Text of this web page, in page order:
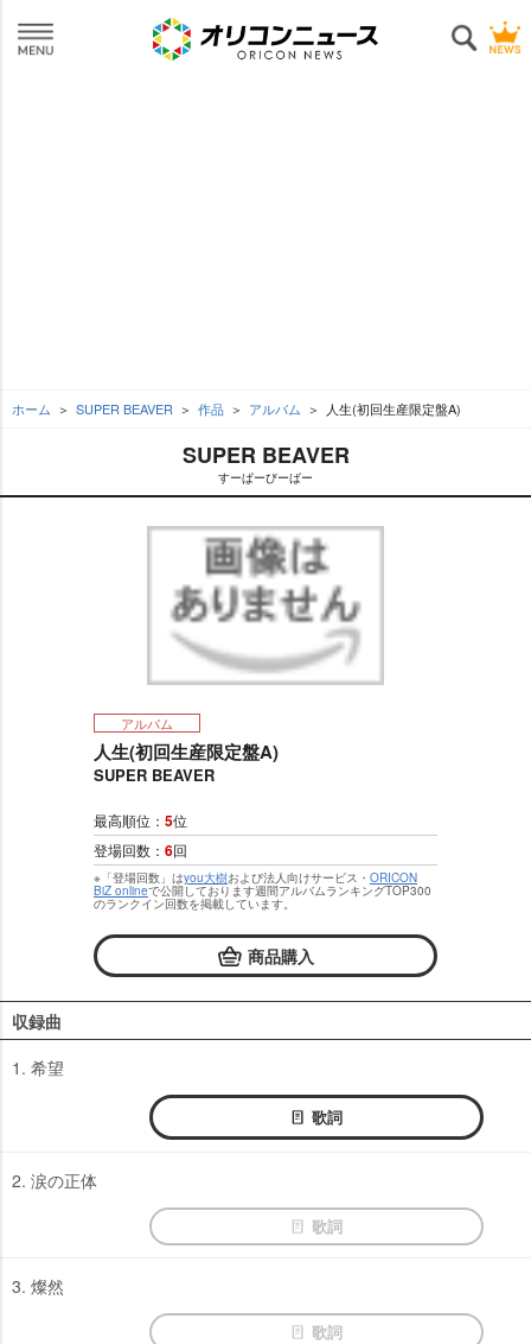
ホーム SUPER BEAVER 作品 アルバム 人生(初回生産限定盤A)
SUPER BEAVER
すーぱーびーばー
アルバム
人生(初回生産限定盤A)
SUPER BEAVER
最高順位： 5位
登場回数： 6回
※「登場回数」はyou大樹および法人向けサービス・ ORICON
BiZ onlineで公開しております週間アルバムランキングTOP300
のランクイン回数を掲載しています。
商品購入
収録曲
1. 希望
歌詞
2. 涙の正体
歌詞
3. 燦然
歌詞